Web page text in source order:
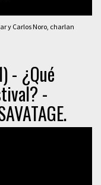
y Carlos Noro, charlan
- ¿Qué
-